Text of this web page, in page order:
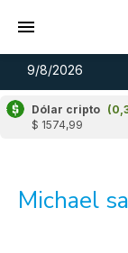
9/8/2026
Dólar cripto
$ 1574,99
Cardano
(-
u$s 0,20
Michael